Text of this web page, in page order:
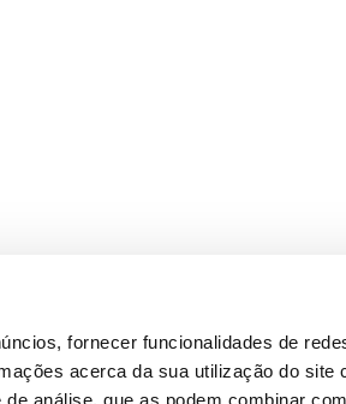
fornecer funcionalidades de
acerca da sua utilização do site